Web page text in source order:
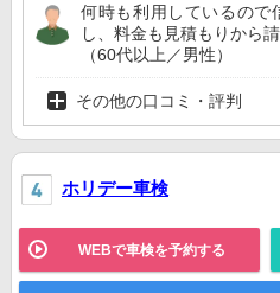
何時も利用しているので
し、料金も見積もりから
（60代以上／男性）
その他の口コミ・評判
ホリデー車検
WEBで車検を予約する